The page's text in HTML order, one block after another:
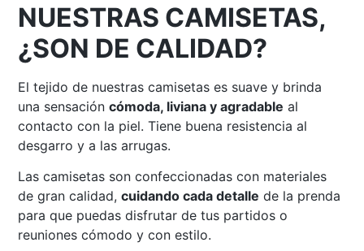
NUESTRAS CAMISETAS,
¿SON DE CALIDAD?
El tejido de nuestras camisetas es suave y brinda
una sensacióncómoda, liviana y agradable al
contacto con la piel. Tiene buena resistencia al
desgarro y a las arrugas.
Las camisetas son confeccionadas con materiales
de gran calidad,cuidando cada detalle de la prenda
para que puedas disfrutar de tus partidos o
reuniones cómodo y con estilo.